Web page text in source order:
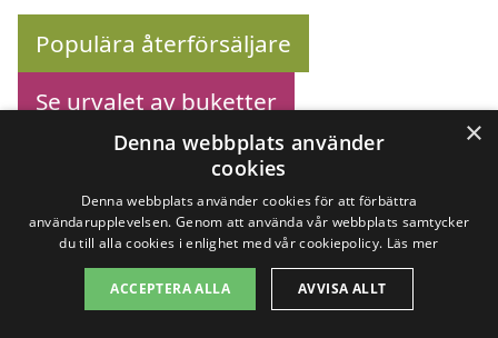
Populära återförsäljare
Se urvalet av buketter
Köp blommor online –
Se utbudet här!
×
Denna webbplats använder
cookies
Denna webbplats använder cookies för att förbättra
användarupplevelsen. Genom att använda vår webbplats samtycker
du till alla cookies i enlighet med vår cookiepolicy. Läs mer
ACCEPTERA ALLA AVVISA ALLT